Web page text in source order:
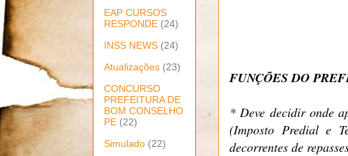
FUNÇÕES DO
* Deve decidir onde
(Imposto Predial e
decorrentes de
EAP CURSOS
RESPONDE (24)
INSS NEWS (24)
Atualizações (23)
CONCURSO
PREFEITURA DE
BOM CONSELHO
PE (22)
Simulado (22)